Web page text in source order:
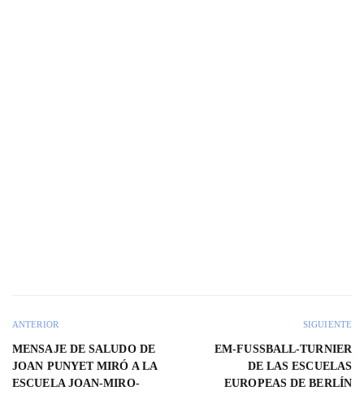
ANTERIOR
MENSAJE DE SALUDO DE
JOAN PUNYET MIRÓ A LA
ESCUELA JOAN-MIRO-
SIGUIENTE
EM-FUSSBALL-TURNIER D
E LAS ESCUELAS E
UROPEAS DE BERLÍN